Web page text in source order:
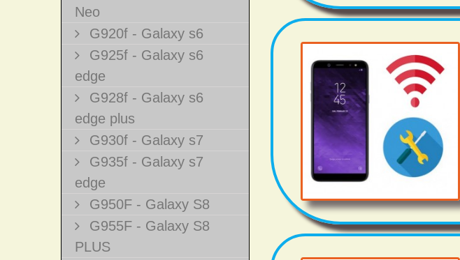
Neo
G920f - Galaxy s6
G925f - Galaxy s6
edge
G928f - Galaxy s6
edge plus
G930f - Galaxy s7
G935f - Galaxy s7
edge
G950F - Galaxy S8
G955F - Galaxy S8
PLUS